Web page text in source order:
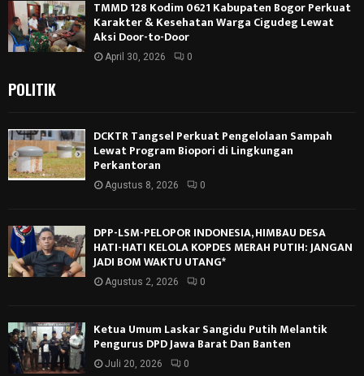
TMMD 128 Kodim 0621 Kabupaten Bogor Perkuat
Karakter & Kesehatan Warga Cigudeg Lewat
Aksi Door-to-Door
April 30, 2026 0
POLITIK
DCKTR Tangsel Perkuat Pengelolaan Sampah
Lewat Program Biopori di Lingkungan
Perkantoran
Agustus 8, 2026 0
DPP-LSM-PELOPOR INDONESIA, HIMBAU DESA
HATI-HATI KELOLA KOPDES MERAH PUTIH: JANGAN
JADI BOM WAKTU UTANG*
Agustus 2, 2026 0
Ketua Umum Laskar Sangidu Putih Melantik
Pengurus DPD Jawa Barat Dan Banten
Juli 20, 2026 0